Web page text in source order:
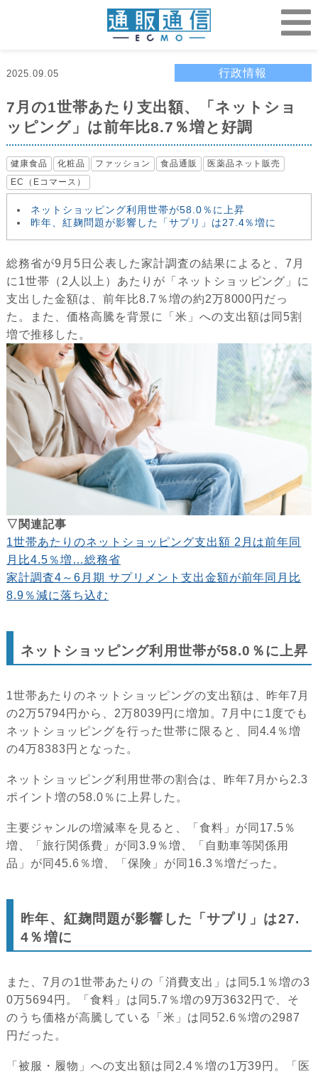
2025.09.05 行政情報
7月の1世帯あたり支出額、「ネットショ
ッピング」は前年比8.7％増と好調
健康食品 化粧品 ファッション 食品通販
医薬品ネット販売
EC（Eコマース）
ネットショッピング利用世帯が58.0％に上昇
昨年、紅麹問題が影響した「サプリ」は27.4％増に
総務省が9月5日公表した家計調査の結果によると、7月
に1世帯（2人以上）あたりが「ネットショッピング」に
支出した金額は、前年比8.7％増の約2万8000円だっ
た。また、価格高騰を背景に「米」への支出額は同5割
増で推移した。
▽関連記事
1世帯あたりのネットショッピング支出額 2月は前年同
月比4.5％増…総務省
家計調査4～6月期 サプリメント支出金額が前年同月比
8.9％減に落ち込む
ネットショッピング利用世帯が58.0％に上昇
1世帯あたりのネットショッピングの支出額は、昨年7月
の2万5794円から、2万8039円に増加。7月中に1度でも
ネットショッピングを行った世帯に限ると、同4.4％増
の4万8383円となった。
ネットショッピング利用世帯の割合は、昨年7月から2.3
ポイント増の58.0％に上昇した。
主要ジャンルの増減率を見ると、「食料」が同17.5％
増、「旅行関係費」が同3.9％増、「自動車等関係用
品」が同45.6％増、「保険」が同16.3％増だった。
昨年、紅麹問題が影響した「サプリ」は27.
4％増に
また、7月の1世帯あたりの「消費支出」は同5.1％増の3
0万5694円。「食料」は同5.7％増の9万3632円で、そ
のうち価格が高騰している「米」は同52.6％増の2987
円だった。
「被服・履物」への支出額は同2.4％増の1万39円。「医